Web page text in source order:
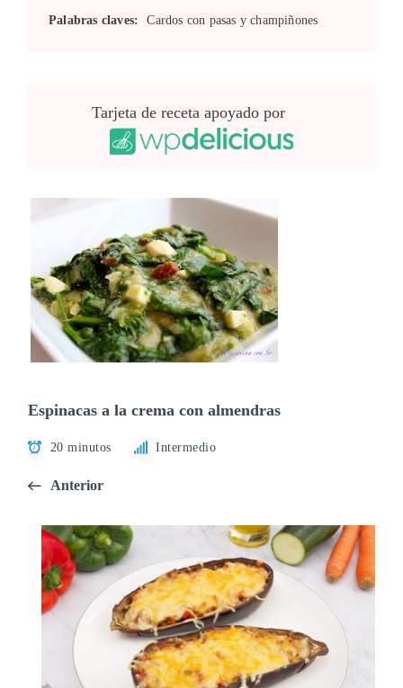
Palabras claves: Cardos con pasas y champiñones
Tarjeta de receta apoyado por
Espinacas a la crema con almendras
20 minutos Intermedio
Anterior